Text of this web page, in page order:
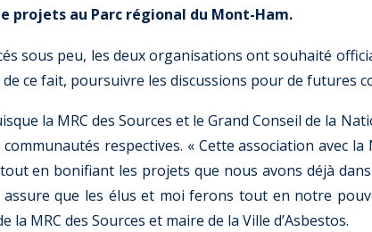
projets au Parc régional du Mont-Ham.
sous peu, les deux organisations ont souhaité
ce fait, poursuivre les discussions pour de futures
la MRC des Sources et le Grand Conseil de la
respectives. « Cette association avec
en bonifiant les projets que nous avons déjà
que les élus et moi ferons tout en notre
MRC des Sources et maire de la Ville d’Asbestos.